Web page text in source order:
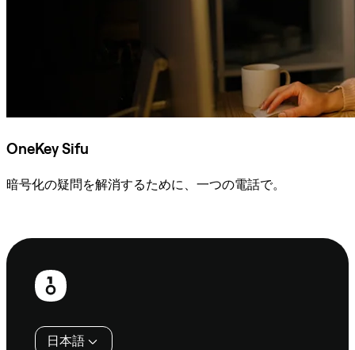
OneKey Sifu
暗号化の疑問を解消するために、一つの電話で。
フ
日本語